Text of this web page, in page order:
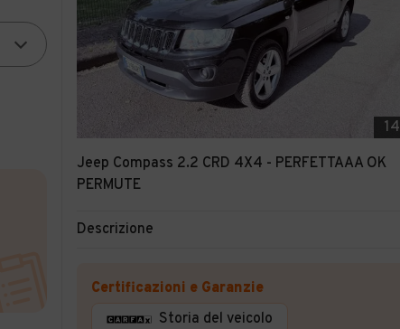
14
Jeep Compass 2.2 CRD 4X4 - PERFETTAAA OK
PERMUTE
Descrizione
Certificazioni e Garanzie
Storia del veicolo